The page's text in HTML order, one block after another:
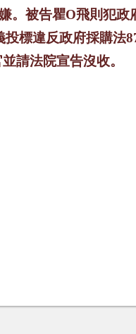
。被告瞿O飛則犯政
投標違反政府採購法
並請法院宣告沒收。